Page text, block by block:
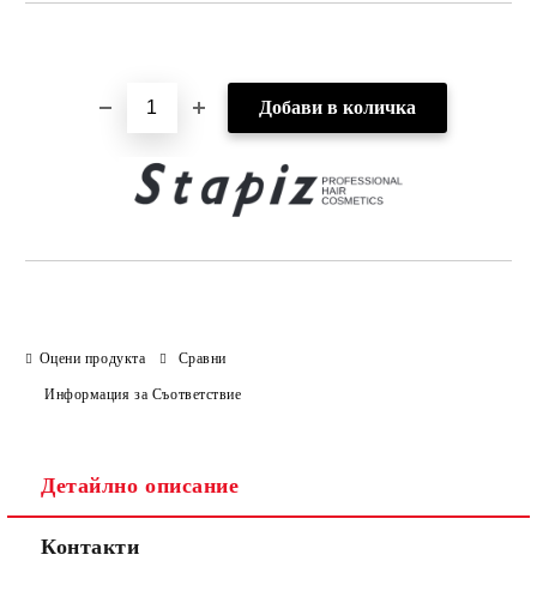
Оцени продукта Сравни
Информация за Съответствие
Детайлно описание
Контакти